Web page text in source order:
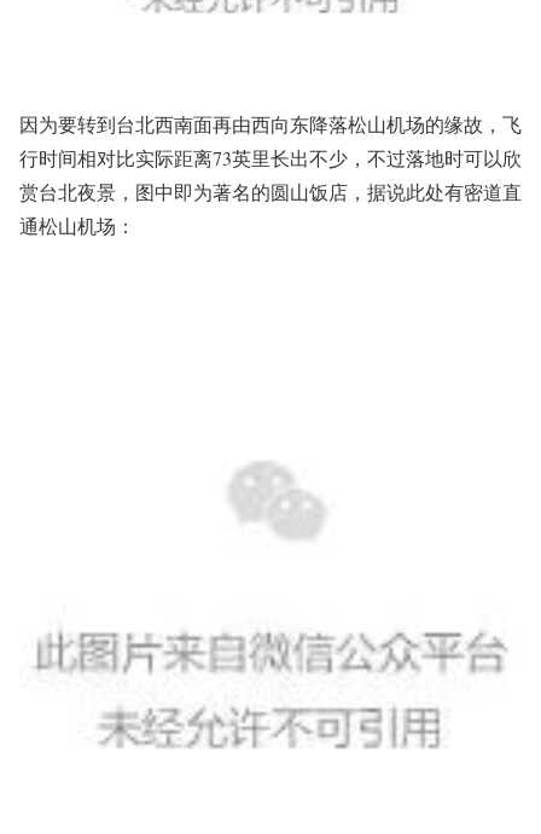
因为要转到台北西南面再由西向东降落松山机场的缘故，飞
行时间相对比实际距离73英里长出不少，不过落地时可以欣
赏台北夜景，图中即为著名的圆山饭店，据说此处有密道直
通松山机场：